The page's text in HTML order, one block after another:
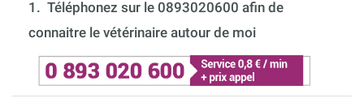
1. Téléphonez sur le 0893020600 afin de
connaitre le vétérinaire autour de moi